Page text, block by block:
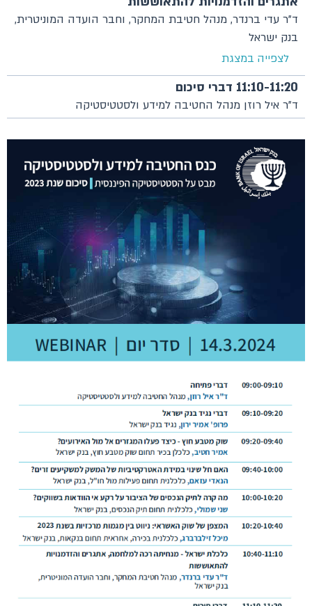
ד"ר עדי ברנדר, מנהל חטיבת המחקר, וחבר הועדה המוניטרית,
בנק ישראל
לצפייה במצגת
11:10-11:20 דברי סיכום
ד"ר איל רוזן מנהל החטיבה למידע ולסטטיסטיקה